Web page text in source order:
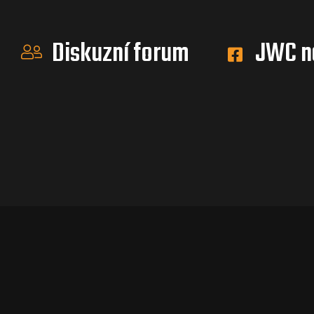
Diskuzní forum JWC